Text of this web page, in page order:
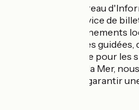
De plus, notre Bureau
également un service de
attractions et événements
réserver des visites
des billets d'entrée pour les
comme la Cité de la Mer,
vos plans et vous garantir